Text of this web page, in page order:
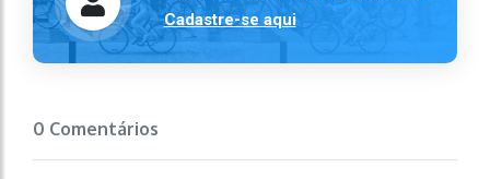
Cadastre-se aqui
0 Comentários